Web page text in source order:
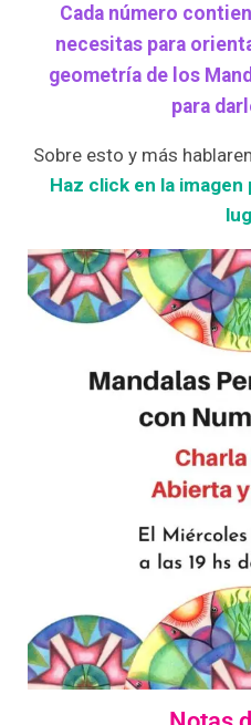
Cada número
necesitas para
geometría de los
para
Sobre esto y más
Haz click en la